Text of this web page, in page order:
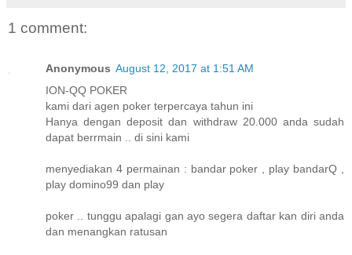
1 comment:
Anonymous August 12, 2017 at 1:51 AM
ION-QQ POKER
kami dari agen poker terpercaya tahun ini
Hanya dengan deposit dan withdraw 20.000 anda sudah
dapat berrmain .. di sini kami
menyediakan 4 permainan : bandar poker , play bandarQ ,
play domino99 dan play
poker .. tunggu apalagi gan ayo segera daftar kan diri anda
dan menangkan ratusan